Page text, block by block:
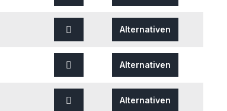
Alternativen
Alternativen
Alternativen